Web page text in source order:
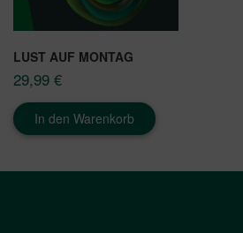
LUST AUF MONTAG
29,99 €
In den Warenkorb